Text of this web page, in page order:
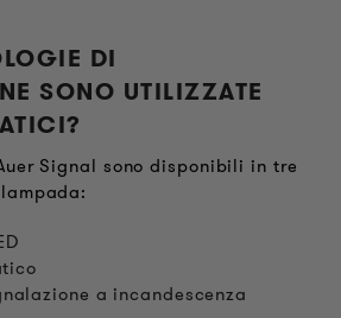
DI
SONO UTILIZZATE
?
Signal sono disponibili in tre
a incandescenza